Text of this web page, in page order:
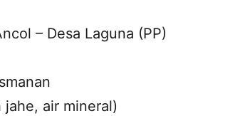
– Desa Laguna (PP)
air mineral)